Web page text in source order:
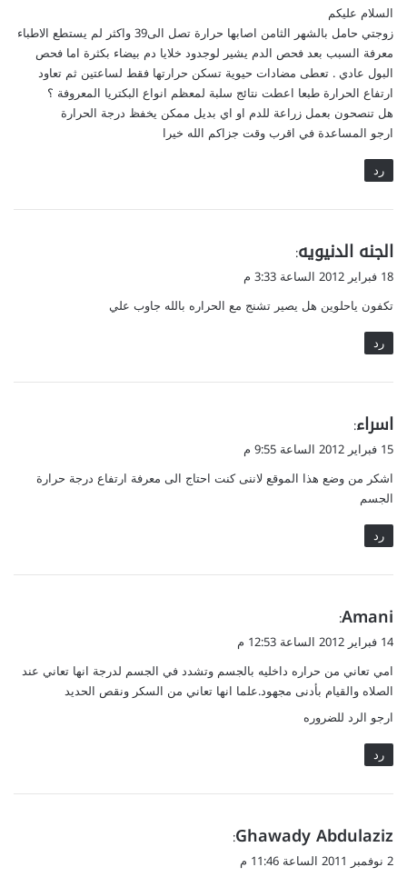
ل
السلام عليكم
زوجتي حامل بالشهر الثامن اصابها حرارة تصل الى39 واكثر لم يستطع الاطباء
معرفة السبب بعد فحص الدم يشير لوجدود خلايا دم بيضاء بكثرة اما فحص
البول عادي . تعطى مضادات حيوية تسكن حرارتها فقط لساعتين ثم تعاود
ارتفاع الحرارة طبعا اعطت نتائج سلبة لمعظم انواع البكتريا المعروفة ؟
هل تنصحون بعمل زراعة للدم او اي بديل ممكن يخفظ درجة الحرارة
ارجو المساعدة في اقرب وقت جزاكم الله خيرا
رد
ي
ق
ل
الجنه الدنيويه:
18 فبراير 2012 الساعة 3:33 م
تكفون ياحلوين هل يصير تشنج مع الحراره بالله جاوب علي
رد
ي
ق
ل
اسراء:
15 فبراير 2012 الساعة 9:55 م
اشكر من وضع هذا الموقع لاننى كنت احتاج الى معرفة ارتفاع درجة حرارة
الجسم
رد
ي
ق
ل
Amani
:
14 فبراير 2012 الساعة 12:53 م
امي تعاني من حراره داخليه بالجسم وتشدد في الجسم لدرجة انها تعاني عند
الصلاه والقيام بأدنى مجهود.علما انها تعاني من السكر ونقص الحديد
ارجو الرد للضروره
رد
ي
ق
Ghawady Abdulaziz
:
2 نوفمبر 2011 الساعة 11:46 م